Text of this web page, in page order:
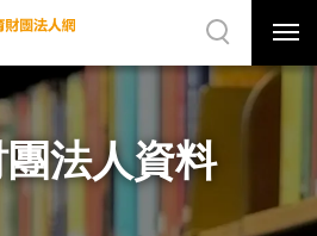
選
單
關
網
站
尋
法人資料